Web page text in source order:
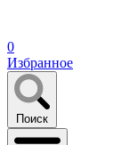
0
Избранное
Поиск